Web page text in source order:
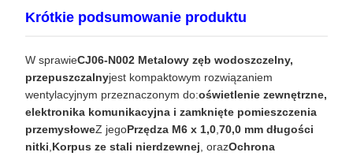
Krótkie podsumowanie produktu
W sprawieCJ06-N002 Metalowy zęb wodoszczelny,
przepuszczalnyjest kompaktowym rozwiązaniem
wentylacyjnym przeznaczonym do:oświetlenie zewnętrzne,
elektronika komunikacyjna i zamknięte pomieszczenia
przemysłoweZ jegoPrzędza M6 x 1,0 70,0 mm długości
nitki Korpus ze stali nierdzewnej , orazOchrona